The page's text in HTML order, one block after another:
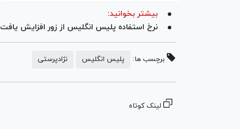
بیشتر بخوانید:
نرخ استفاده پلیس انگلیس از زور افزایش یافت
برچسب ها: پلیس انگلیس نژادپرستی
لینک کوتاه